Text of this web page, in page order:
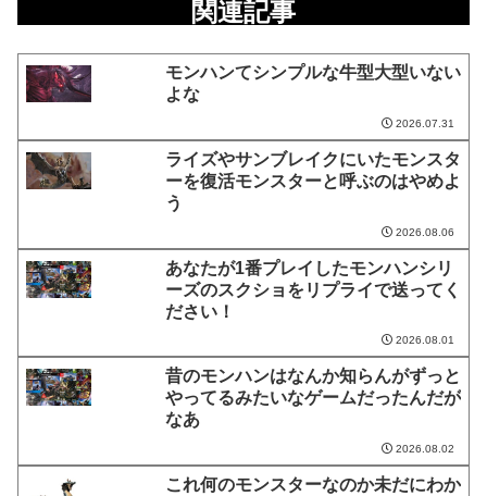
関連記事
モンハンてシンプルな牛型大型いない
よな
2026.07.31
ライズやサンブレイクにいたモンスタ
ーを復活モンスターと呼ぶのはやめよ
う
2026.08.06
あなたが1番プレイしたモンハンシリ
ーズのスクショをリプライで送ってく
ださい！
2026.08.01
昔のモンハンはなんか知らんがずっと
やってるみたいなゲームだったんだが
なあ
2026.08.02
これ何のモンスターなのか未だにわか